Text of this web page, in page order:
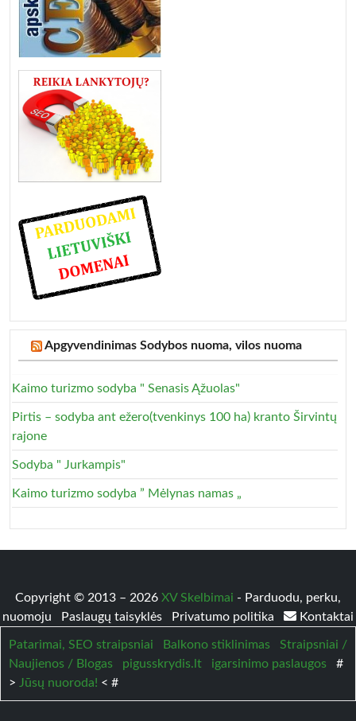
Apgyvendinimas Sodybos nuoma, vilos nuoma
Kaimo turizmo sodyba " Senasis Ąžuolas"
Pirtis – sodyba ant ežero(tvenkinys 100 ha) kranto Širvintų
rajone
Sodyba " Jurkampis"
Kaimo turizmo sodyba ” Mėlynas namas „
Copyright © 2013 – 2026 XV Skelbimai - Parduodu, perku,
nuomoju
Paslaugų taisyklės Privatumo politika Kontaktai
Patarimai, SEO straipsniai Balkono stiklinimas
Straipsniai /
Naujienos / Blogas
pigusskrydis.lt igarsinimo paslaugos #
> Jūsų nuoroda! < #